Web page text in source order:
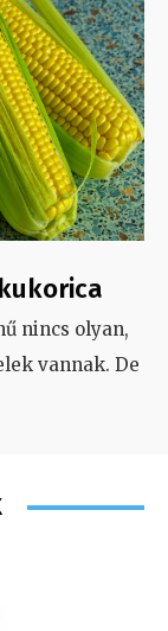
nincs olyan,
vannak. De